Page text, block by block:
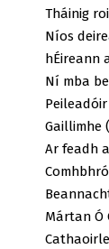
Tháinig
Níos
hÉireann
Ní mba
Gaillimhe
Ar feadh
Mártan Ó